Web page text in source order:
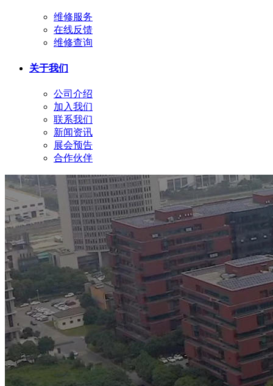
维修服务
在线反馈
维修查询
关于我们
公司介绍
加入我们
联系我们
新闻资讯
展会预告
合作伙伴